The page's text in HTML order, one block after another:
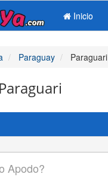
Inicio
Paraguay Paraguari